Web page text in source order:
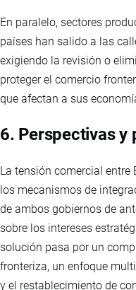
En paralelo, sectores
países han salido a las
exigiendo la revisión o
proteger el comercio
que afectan a sus
6. Perspectivas y
La tensión comercial entre
los mecanismos de
de ambos gobiernos de
sobre los intereses
solución pasa por un
fronteriza, un enfoque
y el restablecimiento de